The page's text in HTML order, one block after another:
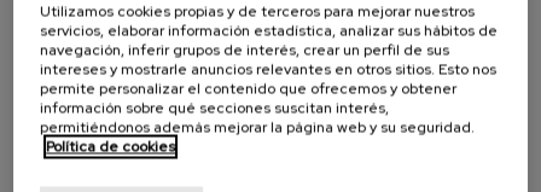
Utilizamos cookies propias y de terceros para mejorar nuestros
servicios, elaborar información estadística, analizar sus hábitos de
navegación, inferir grupos de interés, crear un perfil de sus
intereses y mostrarle anuncios relevantes en otros sitios. Esto nos
permite personalizar el contenido que ofrecemos y obtener
información sobre qué secciones suscitan interés,
permitiéndonos además mejorar la página web y su seguridad.
Política de cookies